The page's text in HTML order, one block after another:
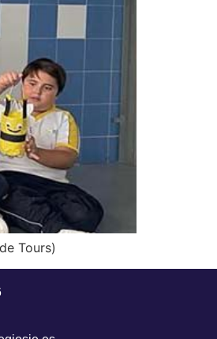
Tours)